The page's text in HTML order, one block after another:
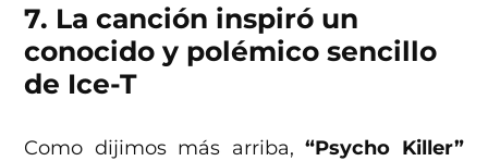
7. La canción inspiró un
conocido y polémico sencillo
de Ice-T
Como dijimos más arriba,“Psycho Killer”